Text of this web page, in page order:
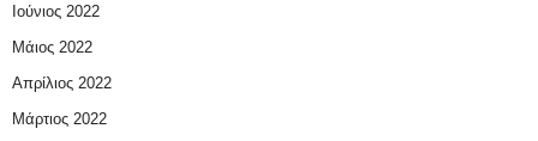
Ιούνιος 2022
Μάιος 2022
Απρίλιος 2022
Μάρτιος 2022